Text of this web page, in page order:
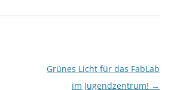
Grünes Licht für das FabLab
im Jugendzentrum! →